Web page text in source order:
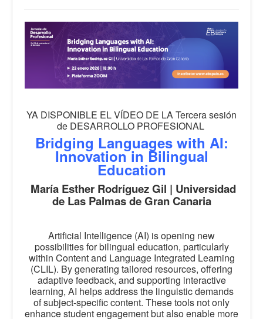
YA DISPONIBLE EL VÍDEO DE LA Tercera sesión
de DESARROLLO PROFESIONAL
Bridging Languages with AI:
Innovation in Bilingual
Education
María Esther Rodríguez Gil | Universidad
de Las Palmas de Gran Canaria
Artificial Intelligence (AI) is opening new
possibilities for bilingual education, particularly
within Content and Language Integrated Learning
(CLIL). By generating tailored resources, offering
adaptive feedback, and supporting interactive
learning, AI helps address the linguistic demands
of subject-specific content. These tools not only
enhance student engagement but also enable more